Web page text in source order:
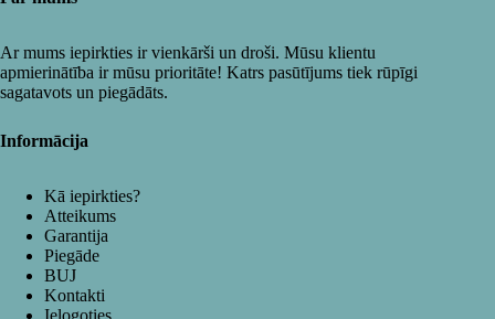
Ar mums iepirkties ir vienkārši un droši. Mūsu klientu
apmierinātība ir mūsu prioritāte! Katrs pasūtījums tiek rūpīgi
sagatavots un piegādāts.
Informācija
Kā iepirkties?
Atteikums
Garantija
Piegāde
BUJ
Kontakti
Ielogoties